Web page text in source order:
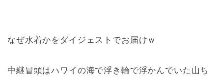
なぜ水着かをダイジェストでお届けｗ
中継冒頭はハワイの海で浮き輪で浮かんでいた山ち